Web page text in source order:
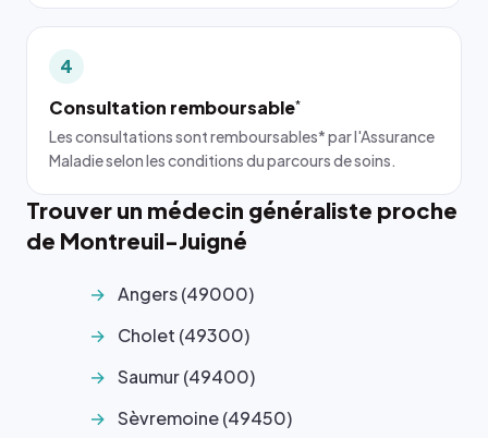
4
Consultation remboursable*
Les consultations sont remboursables* par l'Assurance
Maladie selon les conditions du parcours de soins.
Trouver un médecin généraliste proche
de Montreuil-Juigné
Angers (49000)
Cholet (49300)
Saumur (49400)
Sèvremoine (49450)